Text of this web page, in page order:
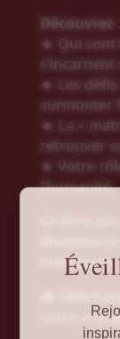
Découvrez :
🔹 Qui
s’incarnent
🔹 Les
surmonter
🔹 La «
retrouver
🔹 Votre
l’humanité.
Ce livre
illusions
intérieure.
votre